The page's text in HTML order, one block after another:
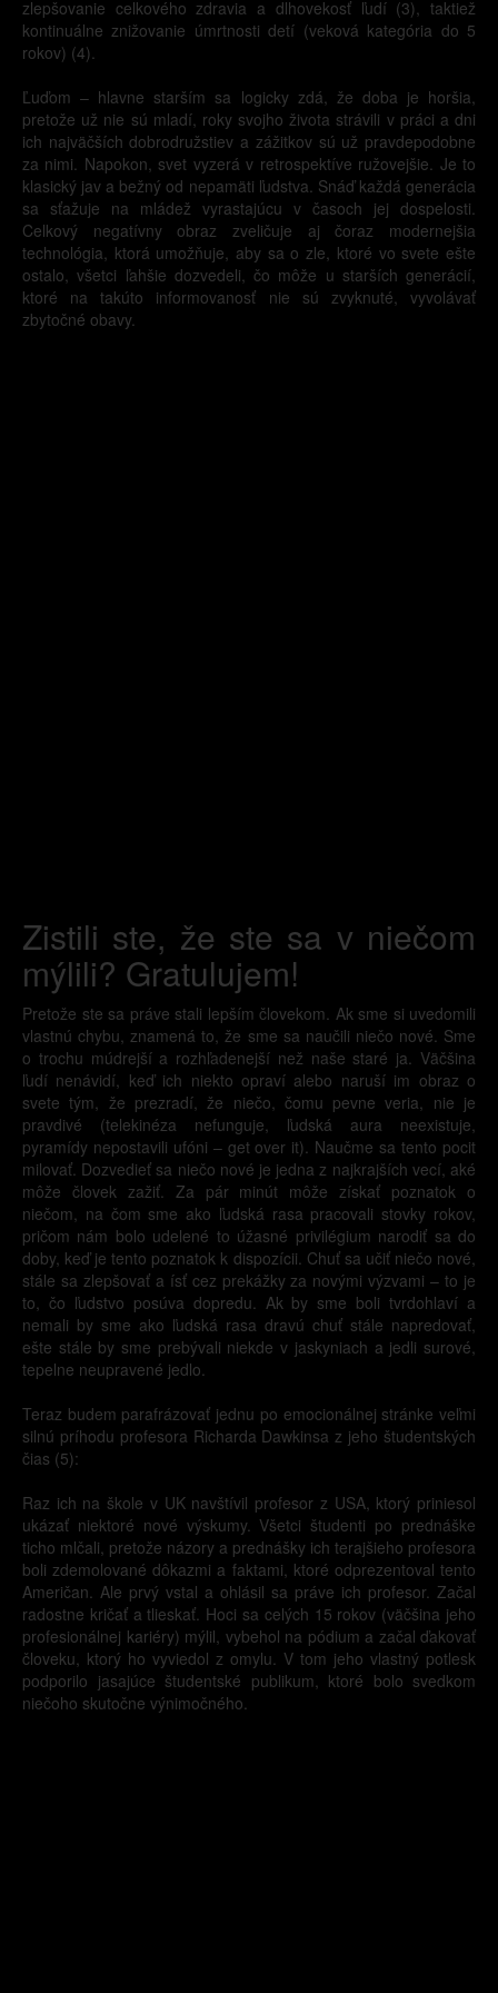
zlepšovanie celkového zdravia a dlhovekosť ľudí (3), taktiež
kontinuálne znižovanie úmrtnosti detí (veková kategória do 5
rokov) (4).
Ľuďom – hlavne starším sa logicky zdá, že doba je horšia,
pretože už nie sú mladí, roky svojho života strávili v práci a dni
ich najväčších dobrodružstiev a zážitkov sú už pravdepodobne
za nimi. Napokon, svet vyzerá v retrospektíve ružovejšie. Je to
klasický jav a bežný od nepamäti ľudstva. Snáď každá generácia
sa sťažuje na mládež vyrastajúcu v časoch jej dospelosti.
Celkový negatívny obraz zveličuje aj čoraz modernejšia
technológia, ktorá umožňuje, aby sa o zle, ktoré vo svete ešte
ostalo, všetci ľahšie dozvedeli, čo môže u starších generácií,
ktoré na takúto informovanosť nie sú zvyknuté, vyvolávať
zbytočné obavy.
Zistili ste, že ste sa v niečom
mýlili? Gratulujem!
Pretože ste sa práve stali lepším človekom. Ak sme si uvedomili
vlastnú chybu, znamená to, že sme sa naučili niečo nové. Sme
o trochu múdrejší a rozhľadenejší než naše staré ja. Väčšina
ľudí nenávidí, keď ich niekto opraví alebo naruší im obraz o
svete tým, že prezradí, že niečo, čomu pevne veria, nie je
pravdivé (telekinéza nefunguje, ľudská aura neexistuje,
pyramídy nepostavili ufóni – get over it). Naučme sa tento pocit
milovať. Dozvedieť sa niečo nové je jedna z najkrajších vecí, aké
môže človek zažiť. Za pár minút môže získať poznatok o
niečom, na čom sme ako ľudská rasa pracovali stovky rokov,
pričom nám bolo udelené to úžasné privilégium narodiť sa do
doby, keď je tento poznatok k dispozícii. Chuť sa učiť niečo nové,
stále sa zlepšovať a ísť cez prekážky za novými výzvami – to je
to, čo ľudstvo posúva dopredu. Ak by sme boli tvrdohlaví a
nemali by sme ako ľudská rasa dravú chuť stále napredovať,
ešte stále by sme prebývali niekde v jaskyniach a jedli surové,
tepelne neupravené jedlo.
Teraz budem parafrázovať jednu po emocionálnej stránke veľmi
silnú príhodu profesora Richarda Dawkinsa z jeho študentských
čias (5):
Raz ich na škole v UK navštívil profesor z USA, ktorý priniesol
ukázať niektoré nové výskumy. Všetci študenti po prednáške
ticho mlčali, pretože názory a prednášky ich terajšieho profesora
boli zdemolované dôkazmi a faktami, ktoré odprezentoval tento
Američan. Ale prvý vstal a ohlásil sa práve ich profesor. Začal
radostne kričať a tlieskať. Hoci sa celých 15 rokov (väčšina jeho
profesionálnej kariéry) mýlil, vybehol na pódium a začal ďakovať
človeku, ktorý ho vyviedol z omylu. V tom jeho vlastný potlesk
podporilo jasajúce študentské publikum, ktoré bolo svedkom
niečoho skutočne výnimočného.